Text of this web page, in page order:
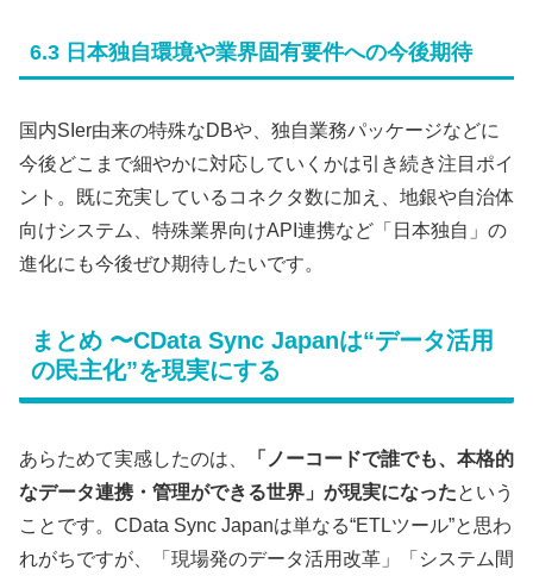
6.3 日本独自環境や業界固有要件への今後期待
国内SIer由来の特殊なDBや、独自業務パッケージなどに
今後どこまで細やかに対応していくかは引き続き注目ポイ
ント。既に充実しているコネクタ数に加え、地銀や自治体
向けシステム、特殊業界向けAPI連携など「日本独自」の
進化にも今後ぜひ期待したいです。
まとめ 〜CData Sync Japanは“データ活用
の民主化”を現実にする
あらためて実感したのは、
「ノーコードで誰でも、本格的
なデータ連携・管理ができる世界」が現実になったという
ことです。CData Sync Japanは単なる“ETLツール”と思わ
れがちですが、「現場発のデータ活用改革」「システム間